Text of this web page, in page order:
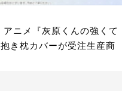
ニメ『灰原くんの強くて
き枕カバーが受注生産商